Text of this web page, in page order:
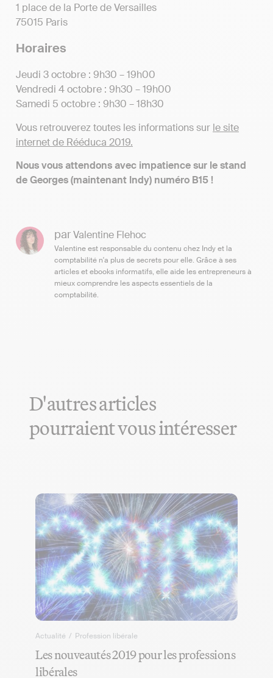
1 place de la Porte de Versailles
75015 Paris
Horaires
Jeudi 3 octobre : 9h30 – 19h00
Vendredi 4 octobre : 9h30 – 19h00
Samedi 5 octobre : 9h30 – 18h30
Vous retrouverez toutes les informations sur le site
internet de Rééduca 2019.
Nous vous attendons avec impatience sur le stand
de Georges (maintenant Indy) numéro B15 !
parValentine Flehoc
Valentine est responsable du contenu chez Indy et la
comptabilité n'a plus de secrets pour elle. Grâce à ses
articles et ebooks informatifs, elle aide les entrepreneurs à
mieux comprendre les aspects essentiels de la
comptabilité.
D'autres articles
pourraient vous intéresser
Actualité / Profession libérale
Les nouveautés 2019 pour les professions
libérales